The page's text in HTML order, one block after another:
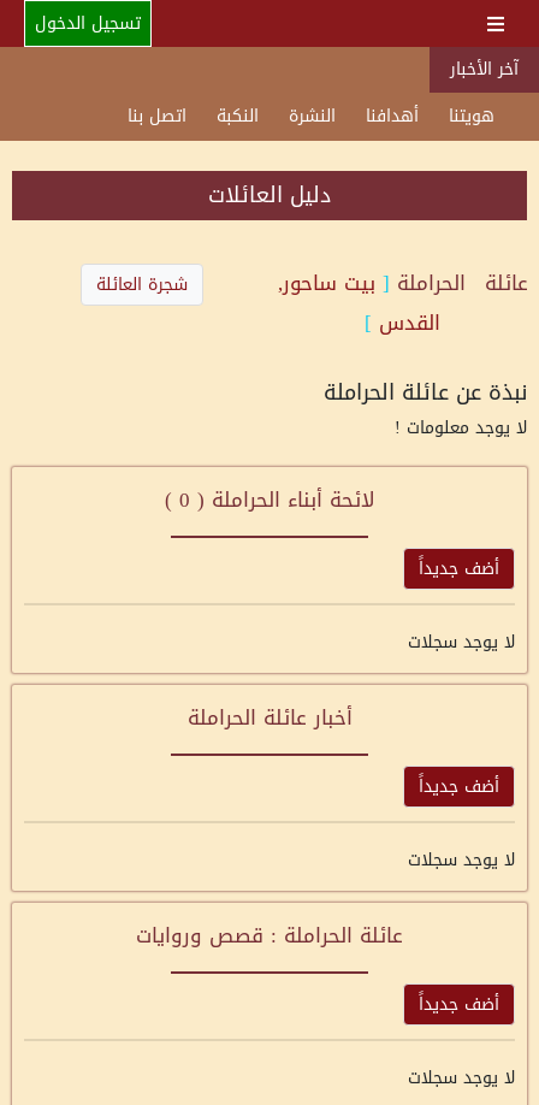
تسجيل الدخول
آخر الأخبار
هويتنا
أهدافنا النشرة النكبة اتصل بنا
دليل العائلات
عائلة الحراملة [ بيت ساحور,
القدس ]
شجرة العائلة
نبذة عن عائلة الحراملة
لا يوجد معلومات !
لائحة أبناء الحراملة ( 0
)
أضف جديداً
لا يوجد سجلات
أخبار عائلة الحراملة
أضف جديداً
لا يوجد سجلات
عائلة الحراملة : قصص وروايات
أضف جديداً
لا يوجد سجلات